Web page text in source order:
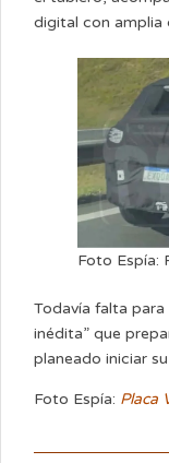
digital con amplia
Foto Espía:
Todavía falta
inédita” que
planeado iniciar
Foto Espía: Placa